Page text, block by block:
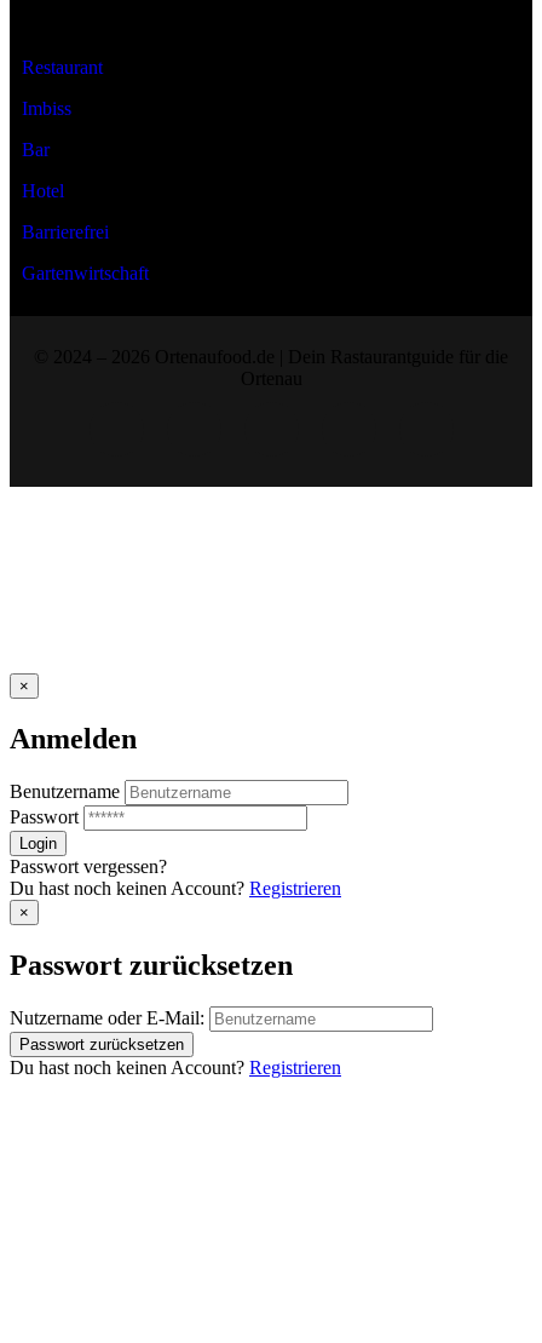
Restaurant
Imbiss
Bar
Hotel
Barrierefrei
Gartenwirtschaft
×
Anmelden
Benutzername
Passwort
Passwort vergessen?
Du hast noch keinen Account? Registrieren
×
Passwort zurücksetzen
Nutzername oder E-Mail:
Du hast noch keinen Account? Registrieren